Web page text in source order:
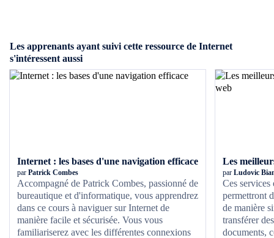
Les apprenants ayant suivi cette ressource de Internet
s'intéressent aussi
Internet : les bases d'une navigation efficace
par Patrick Combes
Accompagné de Patrick Combes, passionné de
bureautique et d'informatique, vous apprendrez
dans ce cours à naviguer sur Internet de
manière facile et sécurisée. Vous vous
familiariserez avec les différentes connexions
par Ludovic
Ces
permettront
de manière
transférer
documents,